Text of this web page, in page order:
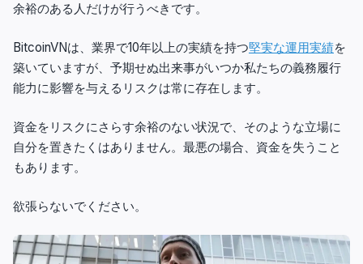
余裕のある人だけが行うべきです。
BitcoinVNは、業界で10年以上の実績を持つ堅実な運用実績を
築いていますが、予期せぬ出来事がいつか私たちの義務履行
能力に影響を与えるリスクは常に存在します。
資金をリスクにさらす余裕のない状況で、そのような立場に
自分を置きたくはありません。最悪の場合、資金を失うこと
もあります。
欲張らないでください。